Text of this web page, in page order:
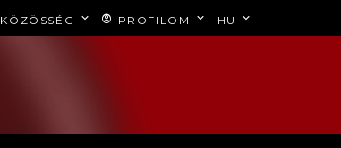
KÖZÖSSÉG PROFILOM HU